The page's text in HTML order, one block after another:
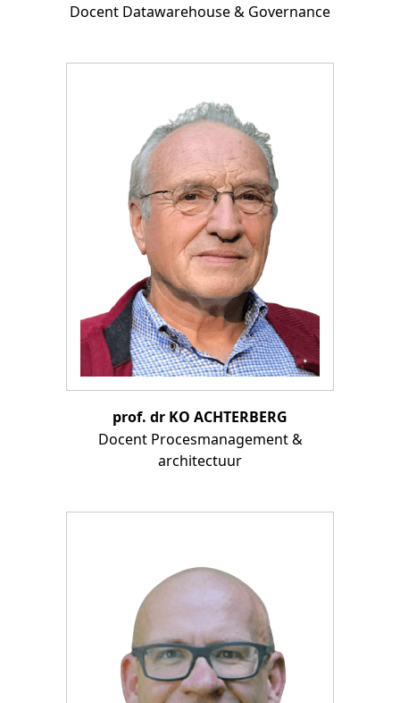
Docent Datawarehouse & Governance
prof. dr KO ACHTERBERG
Docent Procesmanagement &
architectuur